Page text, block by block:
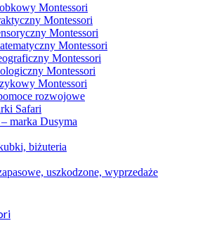
Montessori
Montessori
Montessori
Montessori
Montessori
Montessori
Montessori
rozwojowe
Safari
marka Dusyma
biżuteria
uszkodzone, wyprzedaże